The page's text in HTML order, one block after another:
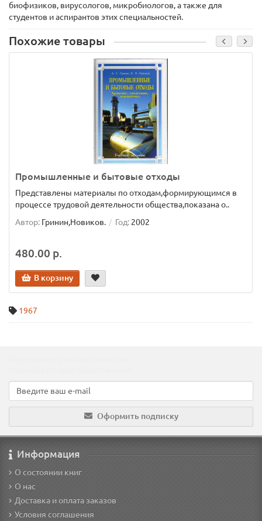
биофизиков, вирусологов, микробиологов, а также для
студентов и аспирантов этих специальностей.
Похожие товары
Промышленные и бытовые отходы
Представлены материалы по отходам,формирующимся в
процессе трудовой деятельности общества,показана о..
Автор: Гринин,Новиков. Год: 2002
480.00 р.
В корзину
1967
Оформить подписку
Информация
О состоянии книг
О нас
Доставка и оплата заказов
Условия соглашения